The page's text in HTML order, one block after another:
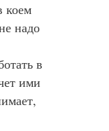
коем
надо
в
ими